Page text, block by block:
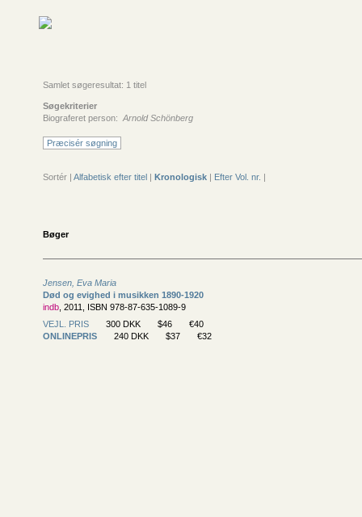
Samlet søgeresultat: 1 titel
Søgekriterier
Biograferet person: Arnold Schönberg
Præcisér søgning
Sortér | Alfabetisk efter titel | Kronologisk | Efter Vol. nr. |
Bøger
Jensen, Eva Maria
Død og evighed i musikken 1890-1920
indb , 2011, ISBN 978-87-635-1089-9
VEJL. PRIS
300 DKK $46
€40
ONLINEPRIS
240 DKK $37 €32